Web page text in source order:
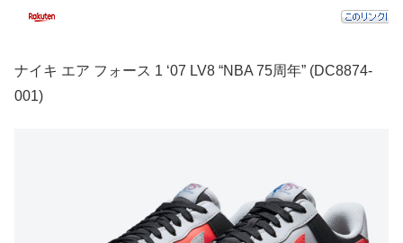
ナイキ エア フォース 1 ‘07 LV8 “NBA 75周年” (DC8874-
001)